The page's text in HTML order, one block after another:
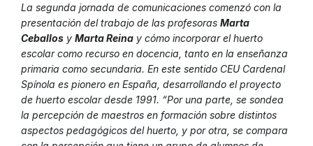
La segunda jornada de comunicaciones comenzó con la
presentación del trabajo de las profesoras Marta
Ceballos y Marta Reina y cómo incorporar el huerto
escolar como recurso en docencia, tanto en la enseñanza
primaria como secundaria. En este sentido CEU Cardenal
Spínola es pionero en España, desarrollando el proyecto
de huerto escolar desde 1991. “Por una parte, se sondea
la percepción de maestros en formación sobre distintos
aspectos pedagógicos del huerto, y por otra, se compara